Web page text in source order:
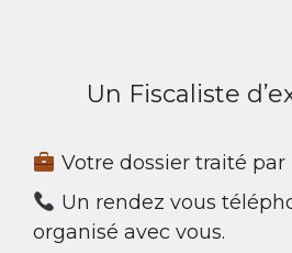
Un Fiscaliste
Votre dossier traité par
Un rendez vous
organisé avec vous.